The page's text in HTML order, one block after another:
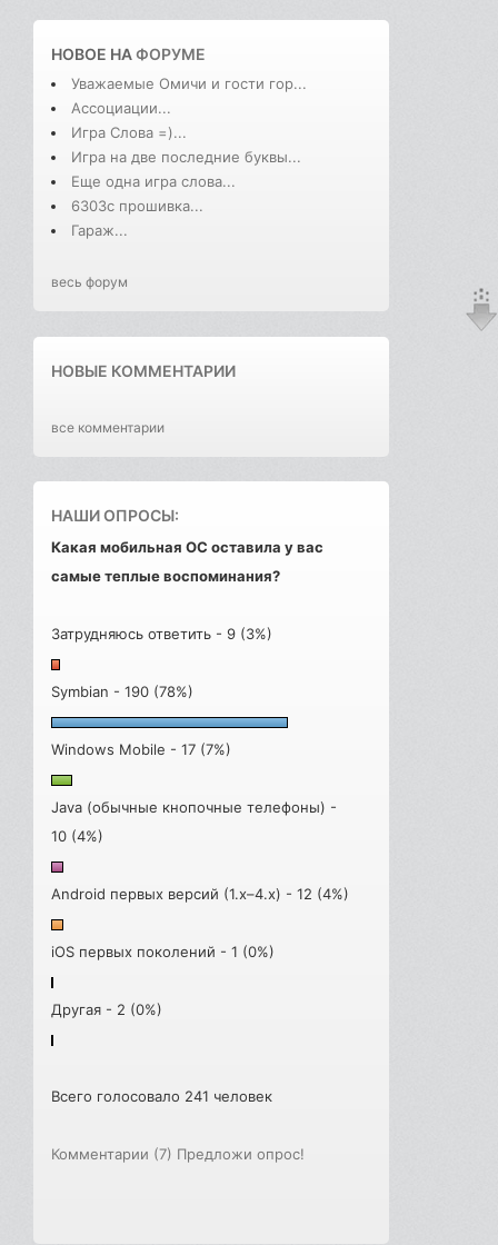
НОВОЕ НАФОРУМЕ
Уважаемые Омичи и гости гор...
Ассоциации...
Игра Слова =)...
Игра на две последние буквы...
Еще одна игра слова...
6303с прошивка...
Гараж...
весь форум
НОВЫЕ КОММЕНТАРИИ
все комментарии
НАШИ ОПРОСЫ:
Какая мобильная ОС оставила у вас
самые теплые воспоминания?
Затрудняюсь ответить - 9 (3%)
Symbian - 190 (78%)
Windows Mobile - 17 (7%)
Java (обычные кнопочные телефоны) -
10 (4%)
Android первых версий (1.x–4.x) - 12 (4%)
iOS первых поколений - 1 (0%)
Другая - 2 (0%)
Всего голосовало 241 человек
Комментарии (7) Предложи опрос!